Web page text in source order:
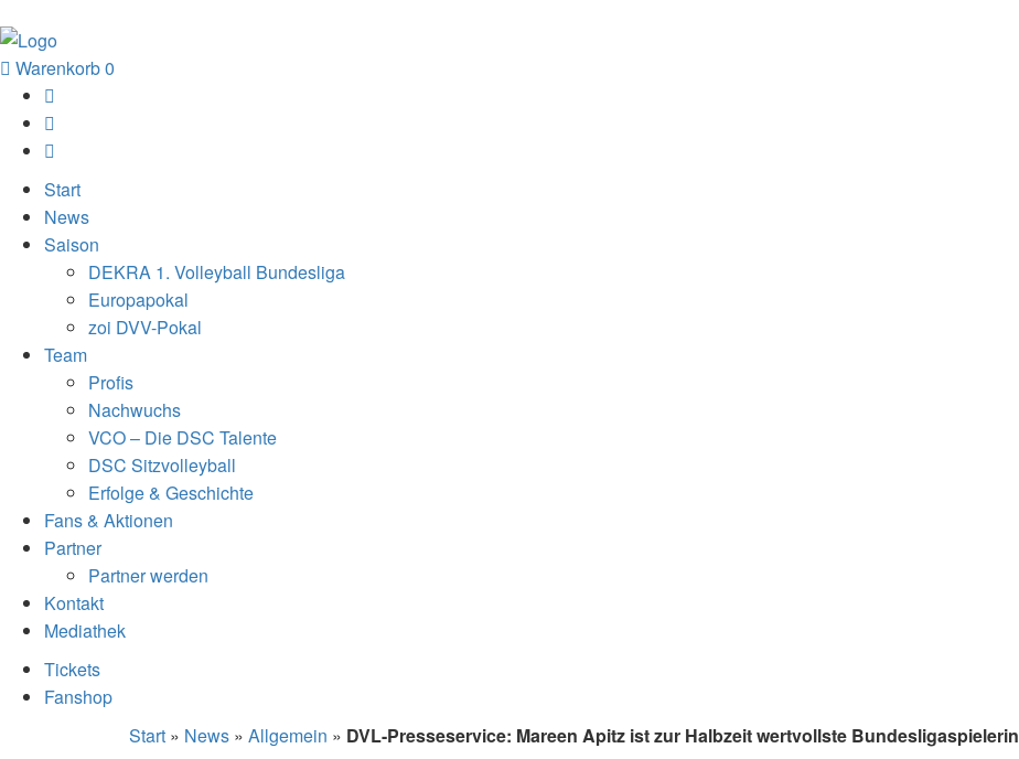
Warenkorb0
Start
News
Saison
DEKRA 1. Volleyball Bundesliga
Europapokal
zoi DVV-Pokal
Team
Profis
Nachwuchs
VCO – Die DSC Talente
DSC Sitzvolleyball
Erfolge & Geschichte
Fans & Aktionen
Partner
Partner werden
Kontakt
Mediathek
Tickets
Fanshop
Start » News » Allgemein » DVL-Presseservice: Mareen Apitz ist zur Halbzeit wertvollste Bundesligaspielerin